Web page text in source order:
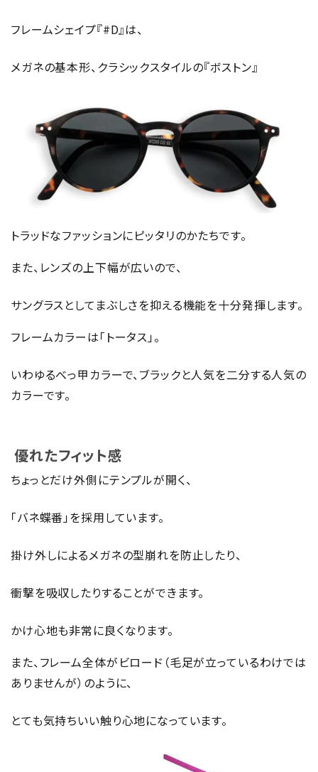
フレームシェイプ『#D』は、
メガネの基本形、クラシックスタイルの『ボストン』
トラッドなファッションにピッタリのかたちです。
また、レンズの上下幅が広いので、
サングラスとしてまぶしさを抑える機能を十分発揮します。
フレームカラーは「トータス」。
いわゆるべっ甲カラーで、ブラックと人気を二分する人気の
カラーです。
優れたフィット感
ちょっとだけ外側にテンプルが開く、
「バネ蝶番」を採用しています。
掛け外しによるメガネの型崩れを防止したり、
衝撃を吸収したりすることができます。
かけ心地も非常に良くなります。
また、フレーム全体がビロード（毛足が立っているわけでは
ありませんが）のように、
とても気持ちいい触り心地になっています。